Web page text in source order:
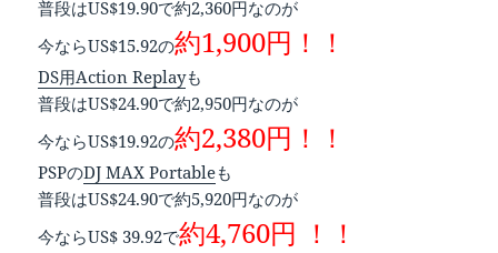
普段はUS$19.90で約2,360円なのが
今ならUS$15.92の約1,900円！！
DS用Action Replayも
普段はUS$24.90で約2,950円なのが
今ならUS$19.92の約2,380円！！
PSPのDJ MAX Portableも
普段はUS$24.90で約5,920円なのが
今ならUS$ 39.92で約4,760円 ！！